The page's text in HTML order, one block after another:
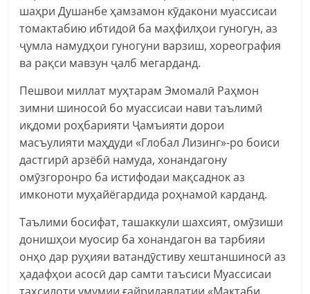
шаҳри Душанбе ҳамзамон кӯдакони муассисаи
томактабию ибтидоӣ ба маҳфилҳои гуногун, аз
ҷумла намудҳои гуногуни варзиш, хореография
ва рақси мавзун ҷалб мегарданд.
Пешвои миллат муҳтарам Эмомалӣ Раҳмон
зимни шиносоӣ бо муассисаи нави таълимӣ
иқдоми роҳбарияти Ҷамъияти дорои
масъулияти маҳдуди «Глобал Лизинг»-ро боиси
дастгирӣ арзёбӣ намуда, хонандагону
омӯзгоронро ба истифодаи мақсаднок аз
имконоти муҳайёгардида роҳнамоӣ карданд.
Таълими босифат, ташаккули шахсият, омӯзиши
донишҳои муосир ба хонандагон ва тарбияи
онҳо дар руҳияи ватандӯстиву хештаншиносӣ аз
ҳадафҳои асосӣ дар самти таъсиси Муассисаи